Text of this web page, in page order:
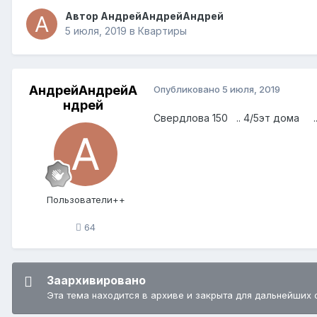
Автор АндрейАндрейАндрей
5 июля, 2019 в Квартиры
АндрейАндрейА
ндрей
Пользователи++
64
Опубликовано 5 июля, 2019
Свердлова 150 .. 4/5эт дома
Заархивировано
Эта тема находится в архиве и закрыта для дальнейших